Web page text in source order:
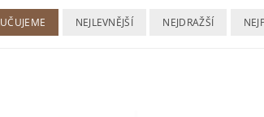
NEJLEVNĚJŠÍ NEJDRAŽŠÍ